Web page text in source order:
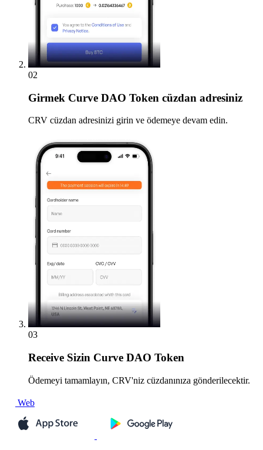
02
Girmek Curve DAO Token cüzdan adresiniz
CRV cüzdan adresinizi girin ve ödemeye devam edin.
03
Receive Sizin Curve DAO Token
Ödemeyi tamamlayın, CRV'niz cüzdanınıza gönderilecektir.
Web